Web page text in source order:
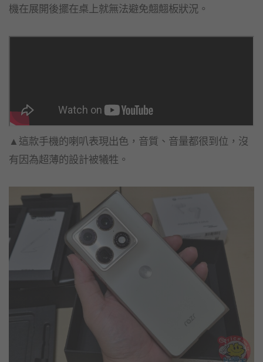
機在展開後擺在桌上就無法避免翹翹板狀況。
▲這款手機的喇叭表現出色，音質、音量都很到位，沒
有因為超薄的設計被犧牲。